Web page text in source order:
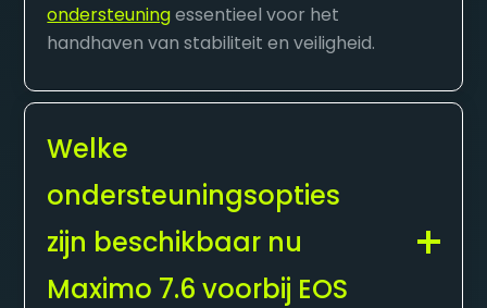
ondersteuningessentieel voor het
handhaven van stabiliteit en veiligheid.
Welke
ondersteuningsopties
zijn beschikbaar nu
Maximo 7.6 voorbij EOS